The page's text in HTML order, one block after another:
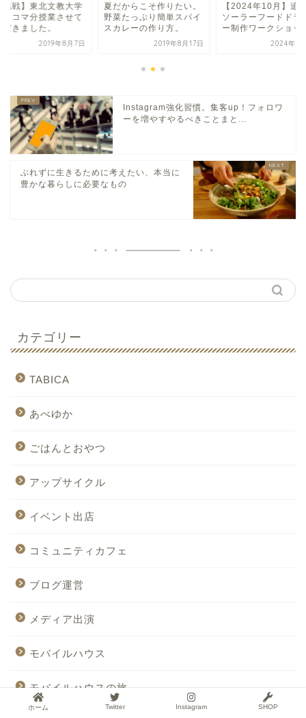
挑戦】東北文教大学
５コマ分授業させて
だきました。
2019年8月7日
夏だからこそ作りたい。
野菜たっぷり簡単スパイ
スカレーの作り方。
2019年8月17日
【2024年10月】追
ソーラーフードドラ
ー制作ワークショッ
2024年8
Instagram強化習慣。集客up！フォロワ
ーを増やすやるべきことまと...
ぶれずに生きるために考えたい、本当に
豊かな暮らしに必要なもの
カテゴリー
TABICA
あべゆか
ごはんとおやつ
アップサイクル
イベント出店
コミュニティカフェ
ブログ運営
メディア出演
モバイルハウス
モバイルハウスの旅
ホーム Twitter Instagram SHOP